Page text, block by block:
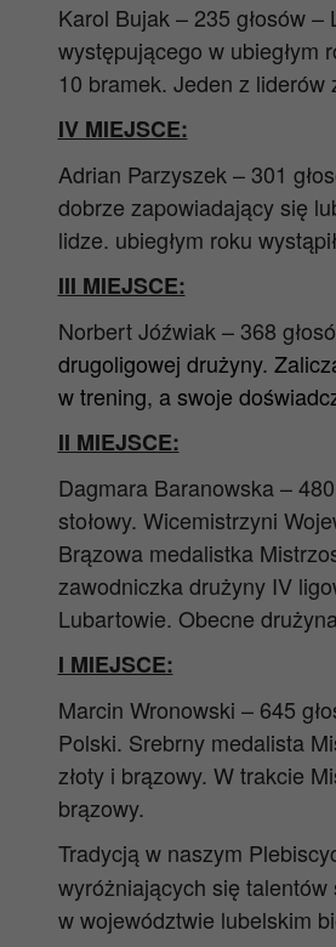
Karol Bujak – 235 głosów
występującego w ubiegłym
10 bramek. Jeden z liderów
IV MIEJSCE:
Adrian Parzyszek – 301
dobrze zapowiadający się
lidze. ubiegłym roku
III MIEJSCE:
Norbert Jóźwiak – 368
drugoligowej drużyny.
w trening, a swoje
II MIEJSCE:
Dagmara Baranowska –
stołowy. Wicemistrzyni
Brązowa medalistka
zawodniczka drużyny IV
Lubartowie. Obecne
I MIEJSCE:
Marcin Wronowski – 645
Polski. Srebrny medalista
złoty i brązowy. W trakcie
brązowy.
Tradycją w naszym
wyróżniających się
w województwie lubelskim